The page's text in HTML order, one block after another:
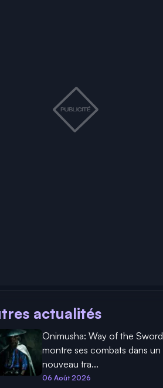
actualités
Onimusha: Way of the Sword
montre ses combats dans un
nouveau tra...
06 Août 2026